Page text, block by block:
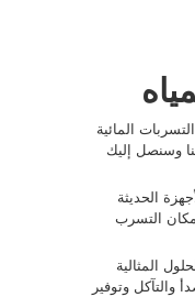
المائية
وسنصل إليك
الحديثة
التسرب
المثالية
والتآكل وتوفير